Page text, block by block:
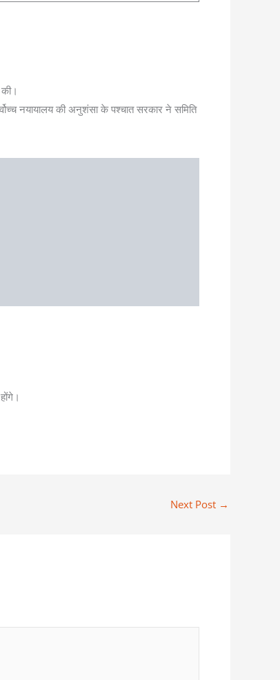
नयायालय की अनुशंसा के पश्चात सरकार ने समिति
Next Post →